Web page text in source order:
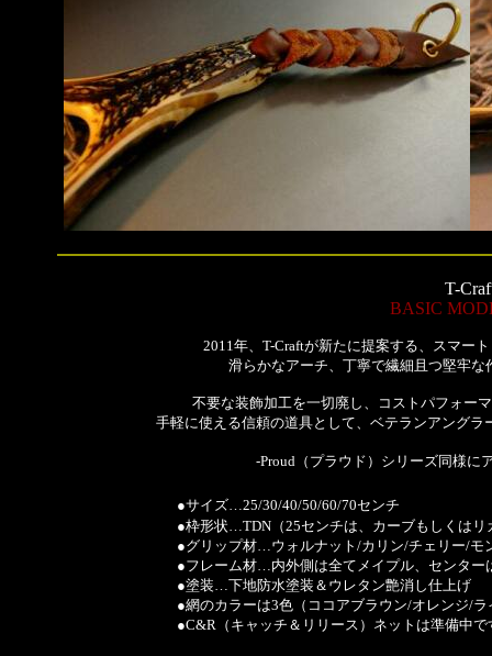
T-
BASIC
2011年、T-Craftが新たに提案する、スマー
滑らかなアーチ、丁寧で繊細且つ堅牢な
不要な装飾加工を一切廃し、コストパフォー
手軽に使える信頼の道具として、ベテランアング
-Proud（プラウド）シリーズ同様に
●サイズ…25/30/40/50/60/70センチ
●枠形状…TDN（25センチは、カーブもしくはリ
●グリップ材…ウォルナット/カリン/チェリー/
●フレーム材…内外側は全てメイプル、センタ
●塗装…下地防水塗装＆ウレタン艶消し仕上げ
●網のカラーは3色（ココアブラウン/オレンジ/
●C&R（キャッチ＆リリース）ネットは準備中で